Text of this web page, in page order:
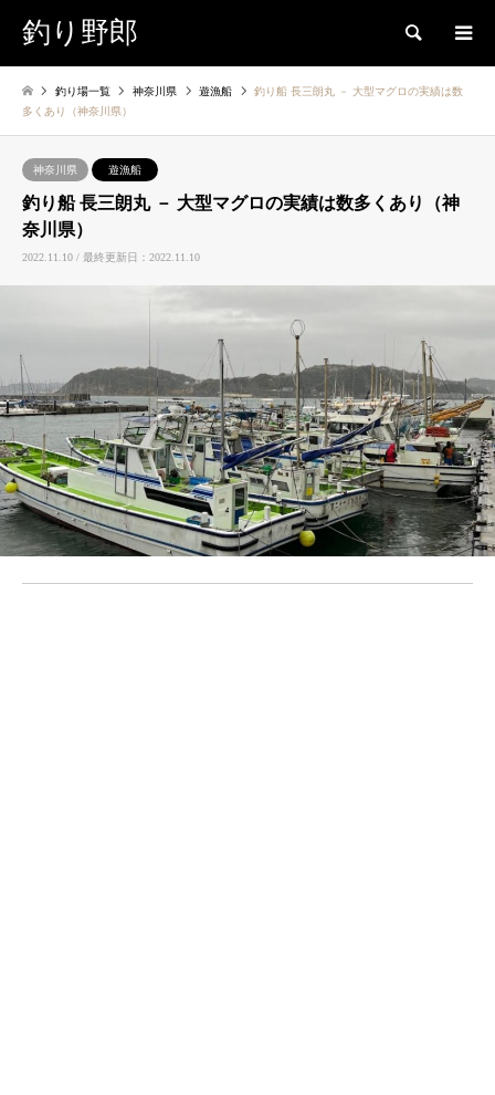
釣り野郎 検索
釣り場一覧 神奈川県 遊漁船
釣り船 長三朗丸 － 大型マグロの実績は数
多くあり（神奈川県）
神奈川県 遊漁船
釣り船 長三朗丸 － 大型マグロの実績は数多くあり（神
奈川県）
2022.11.10 / 最終更新日：2022.11.10